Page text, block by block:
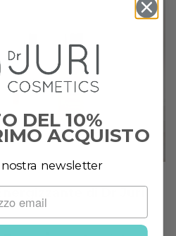
di Dr Juri
DEL 10%
ACQUISTO
newsletter